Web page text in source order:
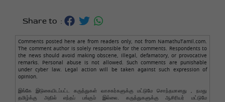
Share to :
Comments posted here are from readers only, not from NamathuTamil.com.
The comment author is solely responsible for the comments. Respondents to
the news should avoid making obscene, illegal, defamatory, or provocative
remarks. Personal abuse is not allowed. Such comments are punishable
under cyber law. Legal action will be taken against such expression of
opinion.
இங்கே இடுகையிடப்பட்ட கருத்துகள் வாசகர்களுக்கு மட்டுமே சொந்தமானது , நமது
தமிழ்க்கு அதில் எந்தப் பங்கும் இல்லை. கருத்துகளுக்கு ஆசிரியர் மட்டுமே